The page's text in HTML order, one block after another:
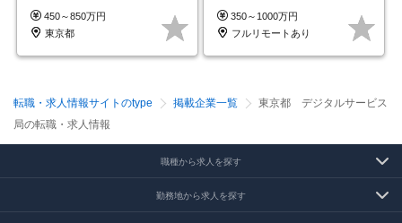
450～850万円
東京都
ネイル自由／副業OK
350～1000万円
フルリモートあり
転職・求人情報サイトのtype 掲載企業一覧
東京都 デジタルサービス
局の転職・求人情報
職種から求人を探す
勤務地から求人を探す